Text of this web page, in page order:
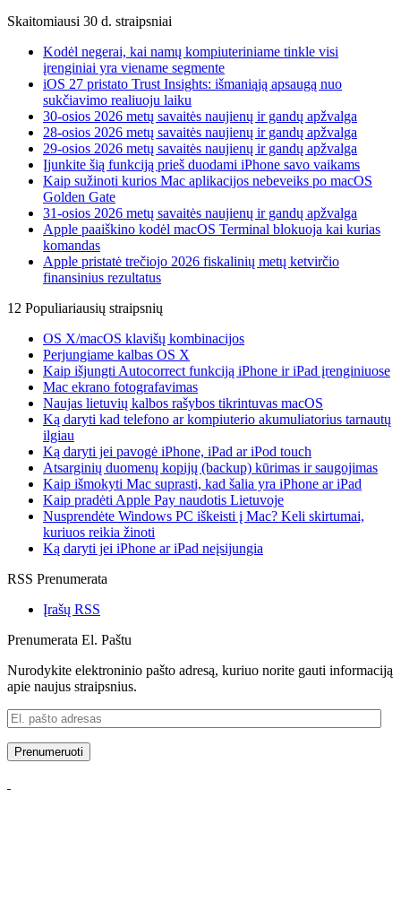
Skaitomiausi 30 d. straipsniai
Kodėl negerai, kai namų kompiuteriniame tinkle visi
įrenginiai yra viename segmente
iOS 27 pristato Trust Insights: išmaniąją apsaugą nuo
sukčiavimo realiuoju laiku
30-osios 2026 metų savaitės naujienų ir gandų apžvalga
28-osios 2026 metų savaitės naujienų ir gandų apžvalga
29-osios 2026 metų savaitės naujienų ir gandų apžvalga
Įjunkite šią funkciją prieš duodami iPhone savo vaikams
Kaip sužinoti kurios Mac aplikacijos nebeveiks po macOS
Golden Gate
31-osios 2026 metų savaitės naujienų ir gandų apžvalga
Apple paaiškino kodėl macOS Terminal blokuoja kai kurias
komandas
Apple pristatė trečiojo 2026 fiskalinių metų ketvirčio
finansinius rezultatus
12 Populiariausių straipsnių
OS X/macOS klavišų kombinacijos
Perjungiame kalbas OS X
Kaip išjungti Autocorrect funkciją iPhone ir iPad įrenginiuose
Mac ekrano fotografavimas
Naujas lietuvių kalbos rašybos tikrintuvas macOS
Ką daryti kad telefono ar kompiuterio akumuliatorius tarnautų
ilgiau
Ką daryti jei pavogė iPhone, iPad ar iPod touch
Atsarginių duomenų kopijų (backup) kūrimas ir saugojimas
Kaip išmokyti Mac suprasti, kad šalia yra iPhone ar iPad
Kaip pradėti Apple Pay naudotis Lietuvoje
Nusprendėte Windows PC iškeisti į Mac? Keli skirtumai,
kuriuos reikia žinoti
Ką daryti jei iPhone ar iPad neįsijungia
RSS Prenumerata
Įrašų RSS
Prenumerata El. Paštu
Nurodykite elektroninio pašto adresą, kuriuo norite gauti informaciją
apie naujus straipsnius.
El.
pašto
adresas
Prenumeruoti